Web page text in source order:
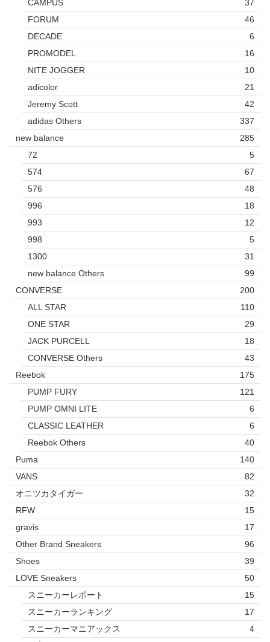
CAMPUS
37
FORUM
46
DECADE
6
PROMODEL
16
NITE JOGGER
10
adicolor
21
Jeremy Scott
42
adidas Others
337
new balance
285
72
5
574
67
576
48
996
18
993
12
998
5
1300
31
new balance Others
99
CONVERSE
200
ALL STAR
110
ONE STAR
29
JACK PURCELL
18
CONVERSE Others
43
Reebok
175
PUMP FURY
121
PUMP OMNI LITE
6
CLASSIC LEATHER
6
Reebok Others
40
Puma
140
VANS
82
オニツカタイガー
32
RFW
15
gravis
17
Other Brand Sneakers
96
Shoes
39
LOVE Sneakers
50
スニーカーレポート
15
スニーカーランキング
17
スニーカーマニアックス
4